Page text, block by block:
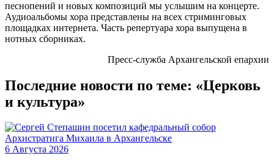
песнопений и новых композиций мы услышим на концерте.
Аудиоальбомы хора представлены на всех стриминговых
площадках интернета. Часть репертуара хора выпущена в
нотных сборниках.
Пресс-служба Архангельской епархии
Последние новости по теме: «Церковь
и культура»
6 Августа 2026